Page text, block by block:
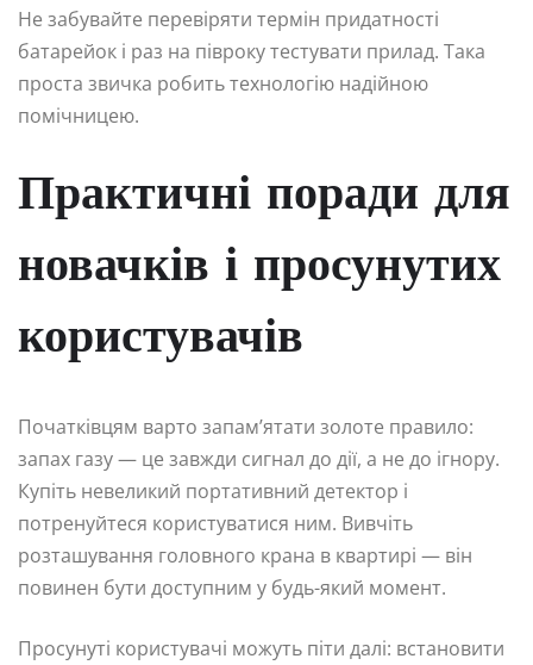
Не забувайте перевіряти термін придатності
батарейок і раз на півроку тестувати прилад. Така
проста звичка робить технологію надійною
помічницею.
Практичні поради для
новачків і просунутих
користувачів
Початківцям варто запам’ятати золоте правило:
запах газу — це завжди сигнал до дії, а не до ігнору.
Купіть невеликий портативний детектор і
потренуйтеся користуватися ним. Вивчіть
розташування головного крана в квартирі — він
повинен бути доступним у будь-який момент.
Просунуті користувачі можуть піти далі: встановити